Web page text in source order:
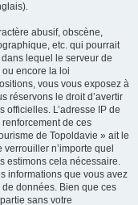
abusif, obscène,
etc. qui pourrait
lequel le serveur de
encore la loi
vous vous exposez à
réservons le droit d’avertir
officielles. L’adresse IP de
de ces
de Topoldavie » ait le
n’importe quel
estimons cela nécessaire.
informations que vous avez
données. Bien que ces
sans votre